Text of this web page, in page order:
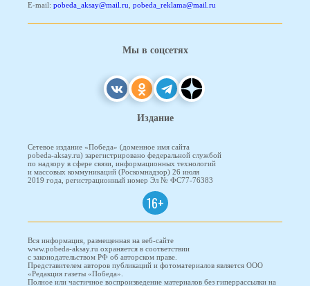
E-mail: pobeda_aksay@mail.ru, pobeda_reklama@mail.ru
Мы в соцсетях
Издание
Сетевое издание «Победа» (доменное имя сайта
pobeda-aksay.ru) зарегистрировано федеральной службой
по надзору в сфере связи, информационных технологий
и массовых коммуникаций (Роскомнадзор) 26 июля
2019 года, регистрационный номер Эл № ФС77-76383
16+
Вся информация, размещенная на веб-сайте
www.pobeda-aksay.ru охраняется в соответствии
с законодательством РФ об авторском праве.
Представителем авторов публикаций и фотоматериалов является ООО
«Редакция газеты «Победа».
Полное или частичное воспроизведение материалов без гиперрассылки на